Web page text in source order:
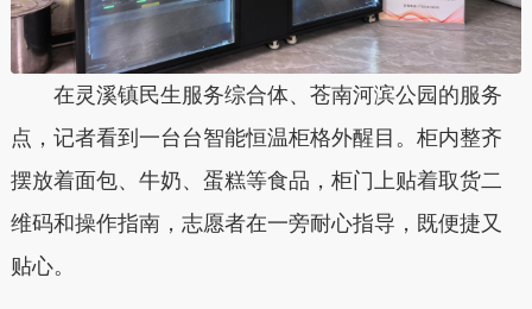
在灵溪镇民生服务综合体、苍南河滨公园的服务
点，记者看到一台台智能恒温柜格外醒目。柜内整齐
摆放着面包、牛奶、蛋糕等食品，柜门上贴着取货二
维码和操作指南，志愿者在一旁耐心指导，既便捷又
贴心。